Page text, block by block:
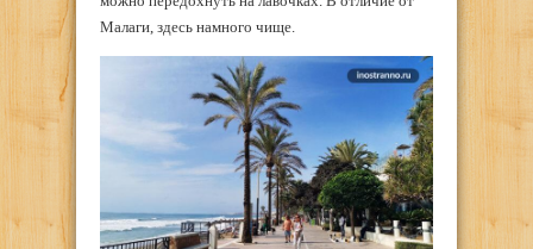
Малаги, здесь намного чище.